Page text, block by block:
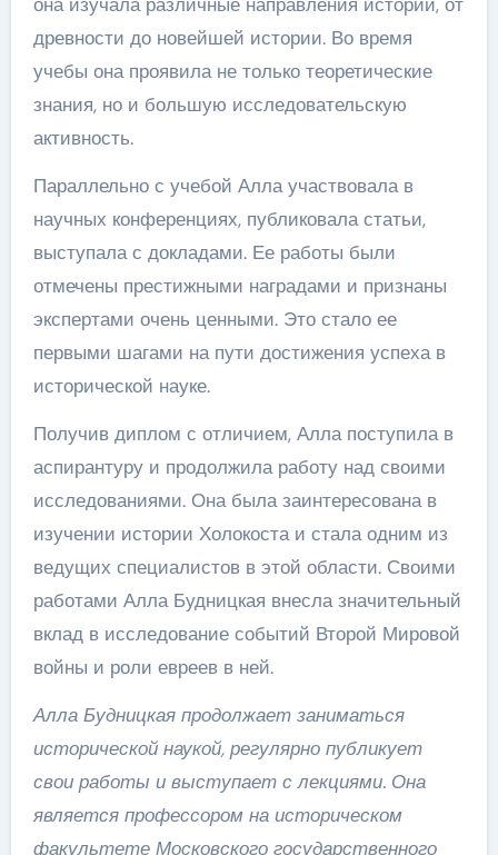
древности до новейшей истории. Во время
учебы она проявила не только теоретические
знания, но и большую исследовательскую
активность.
Параллельно с учебой Алла участвовала в
научных конференциях, публиковала статьи,
выступала с докладами. Ее работы были
отмечены престижными наградами и признаны
экспертами очень ценными. Это стало ее
первыми шагами на пути достижения успеха в
исторической науке.
Получив диплом с отличием, Алла поступила в
аспирантуру и продолжила работу над своими
исследованиями. Она была заинтересована в
изучении истории Холокоста и стала одним из
ведущих специалистов в этой области. Своими
работами Алла Будницкая внесла значительный
вклад в исследование событий Второй Мировой
войны и роли евреев в ней.
Алла Будницкая продолжает заниматься
исторической наукой, регулярно публикует
свои работы и выступает с лекциями. Она
является профессором на историческом
факультете Московского государственного